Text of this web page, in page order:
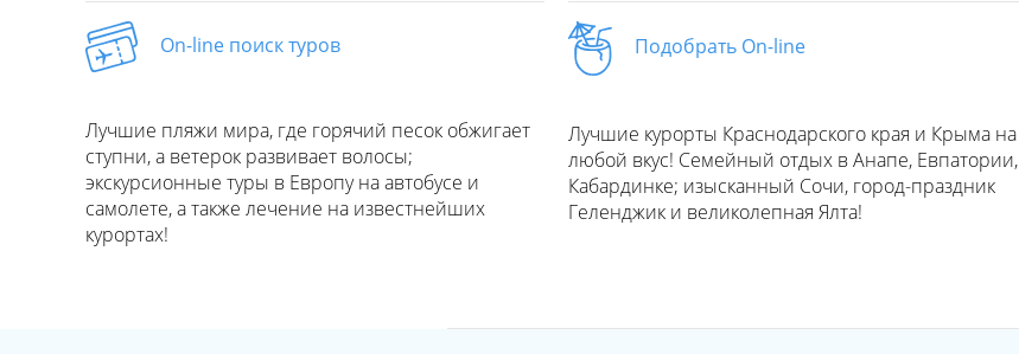
On-line поиск туров
Лучшие пляжи мира, где горячий песок обжигает
ступни, а ветерок развивает волосы;
экскурсионные туры в Европу на автобусе и
самолете, а также лечение на известнейших
курортах!
Подобрать On-line
Лучшие курорты Краснодарского края и Крыма на
любой вкус! Семейный отдых в Анапе, Евпатории,
Кабардинке; изысканный Сочи, город-праздник
Геленджик и великолепная Ялта!